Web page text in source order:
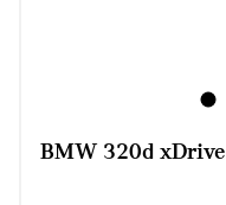
BMW 320d xDrive